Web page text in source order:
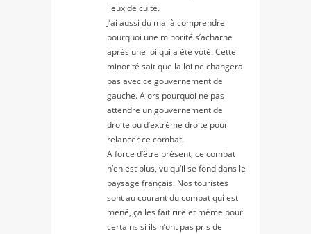
lieux de culte.
J’ai aussi du mal à comprendre
pourquoi une minorité s’acharne
après une loi qui a été voté. Cette
minorité sait que la loi ne changera
pas avec ce gouvernement de
gauche. Alors pourquoi ne pas
attendre un gouvernement de
droite ou d’extrème droite pour
relancer ce combat.
A force d’être présent, ce combat
n’en est plus, vu qu’il se fond dans le
paysage français. Nos touristes
sont au courant du combat qui est
mené, ça les fait rire et même pour
certains si ils n’ont pas pris de